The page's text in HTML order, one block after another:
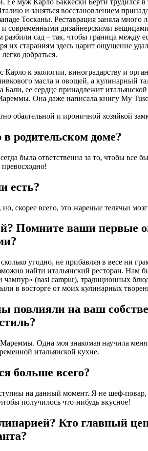
и заняться восстановлением
Тосканы. Реставрация заняла много
современными дизайнерскими
сад – так, чтобы граница между
их стараниям здесь царит ощущение
добраться.
к экологии, виноградарству и
масла и овощей, а кулинарный
ее сердце принадлежит
Она даже написала книгу My
обаятельной и ироничной хозяйкой
родительском доме?
была ответственна за то, чтобы все
есть?
скорее всего, это жареные телячьи
Помните ваши первые
угодно, не прибавляя в весе ни
найти итальянский ресторан. Нам
(nasi campur), традиционных
в восторге от моих кулинарных
повлияли на ваш
Одна моя знакомая научила
итальянской кухне.
больше всего?
на данный момент. Я не шеф-
получилось что-нибудь вкусное!
Кто главный